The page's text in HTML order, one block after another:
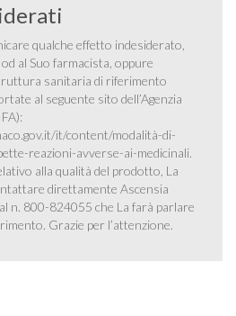
qualche effetto indesiderato,
al Suo farmacista, oppure
sanitaria di riferimento
al seguente sito dell’Agenzia
it/content/modalità-di-
reazioni-avverse-ai-medicinali.
alla qualità del prodotto, La
direttamente Ascensia
n. 800-824055 che La farà parlare
Grazie per l’attenzione.